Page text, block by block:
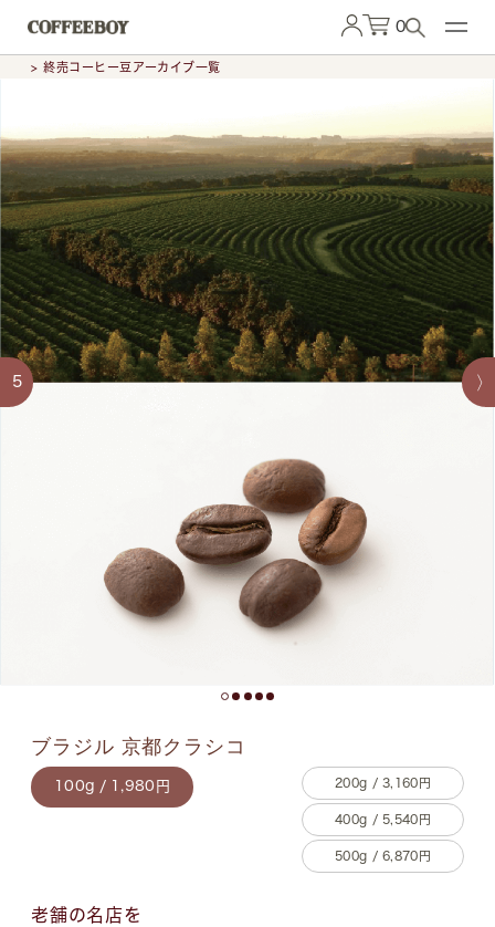
0
> 終売コーヒー豆アーカイブ一覧
5
ブラジル 京都クラシコ
100g / 1,980円 200g / 3,160円
400g / 5,540円
500g / 6,870円
老舗の名店を